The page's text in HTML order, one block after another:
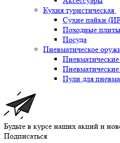
Кухня туристическая
Сухие пайки
Походные
Посуда
Пневматическое
Пули для
Будьте в курсе наших акций и
Подписаться